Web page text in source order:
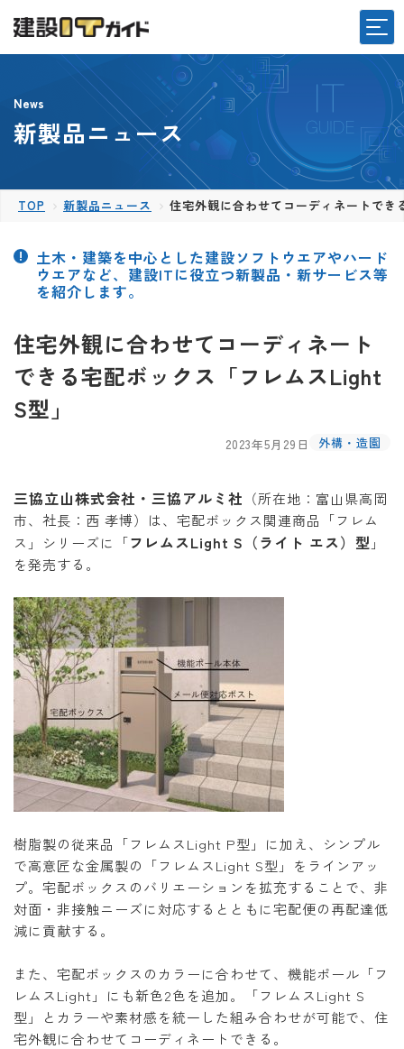
News
新製品ニュース
TOP 新製品ニュース 住宅外観に合わせてコーディネートで
土木・建築を中心とした建設ソフトウエアやハード
ウエアなど、建設ITに役立つ新製品・新サービス等
を紹介します。
住宅外観に合わせてコーディネート
できる宅配ボックス「フレムスLight
S型」
2023年5月29日 外構・造園
三協立山株式会社・三協アルミ社 （所在地：富山県高岡
市、社長：西 孝博）は、宅配ボックス関連商品「フレム
ス」シリーズに「フレムスLight S（ライト エス）型 」
を発売する。
樹脂製の従来品「フレムスLight P型」に加え、シンプル
で高意匠な金属製の「フレムスLight S型」をラインアッ
プ。宅配ボックスのバリエーションを拡充することで、非
対面・非接触ニーズに対応するとともに宅配便の再配達低
減に貢献する。
また、宅配ボックスのカラーに合わせて、機能ポール「フ
レムスLight」にも新色2色を追加。「フレムスLight S
型」とカラーや素材感を統一した組み合わせが可能で、住
宅外観に合わせてコーディネートできる。